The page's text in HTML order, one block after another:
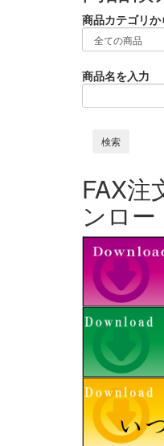
商品カテゴリ
商品名を入力
FAX注
ンロー